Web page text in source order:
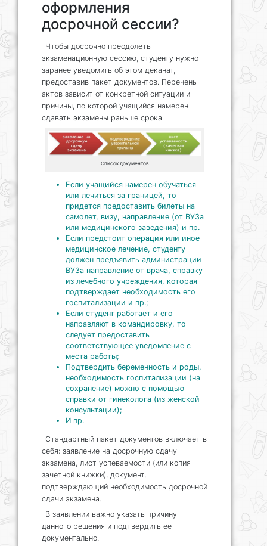
оформления
досрочной сессии?
Чтобы досрочно преодолеть
экзаменационную сессию, студенту нужно
заранее уведомить об этом деканат,
предоставив пакет документов. Перечень
актов зависит от конкретной ситуации и
причины, по которой учащийся намерен
сдавать экзамены раньше срока.
Список документов
Если учащийся намерен обучаться
или лечиться за границей, то
придется предоставить билеты на
самолет, визу, направление (от ВУЗа
или медицинского заведения) и пр.
Если предстоит операция или иное
медицинское лечение, студенту
должен предъявить администрации
ВУЗа направление от врача, справку
из лечебного учреждения, которая
подтверждает необходимость его
госпитализации и пр.;
Если студент работает и его
направляют в командировку, то
следует предоставить
соответствующее уведомление с
места работы;
Подтвердить беременность и роды,
необходимость госпитализации (на
сохранение) можно с помощью
справки от гинеколога (из женской
консультации);
И пр.
Стандартный пакет документов включает в
себя: заявление на досрочную сдачу
экзамена, лист успеваемости (или копия
зачетной книжки), документ,
подтверждающий необходимость досрочной
сдачи экзамена.
В заявлении важно указать причину
данного решения и подтвердить ее
документально.